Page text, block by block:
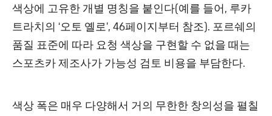
색상에 고유한 개별 명칭을 붙인다(예를 들어, 루카
트라치의 ‘오토 옐로’, 46페이지부터 참조). 포르쉐의
품질 표준에 따라 요청 색상을 구현할 수 없을 때는
스포츠카 제조사가 가능성 검토 비용을 부담한다.
색상 폭은 매우 다양해서 거의 무한한 창의성을 펼칠